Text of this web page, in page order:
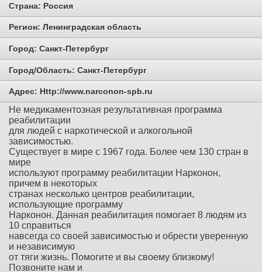
Страна: Россия
Регион: Ленинградская область
Город: Санкт-Петербург
Город/Область: Санкт-Петербург
Адрес: Http://www.narconon-spb.ru
Не медикаментозная результативная программа
реабилитации
для людей с наркотической и алкогольной
зависимостью.
Существует в мире с 1967 года. Более чем 130 стран в
мире
используют программу реабилитации Нарконон,
причем в некоторых
странах несколько центров реабилитации,
использующие программу
Нарконон. Данная реабилитация помогает 8 людям из
10 справиться
навсегда со своей зависимостью и обрести уверенную
и независимую
от тяги жизнь. Помогите и вы своему близкому!
Позвоните нам и